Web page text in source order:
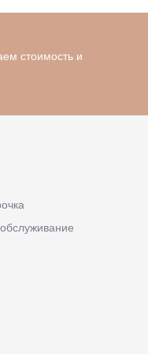
стоимость и